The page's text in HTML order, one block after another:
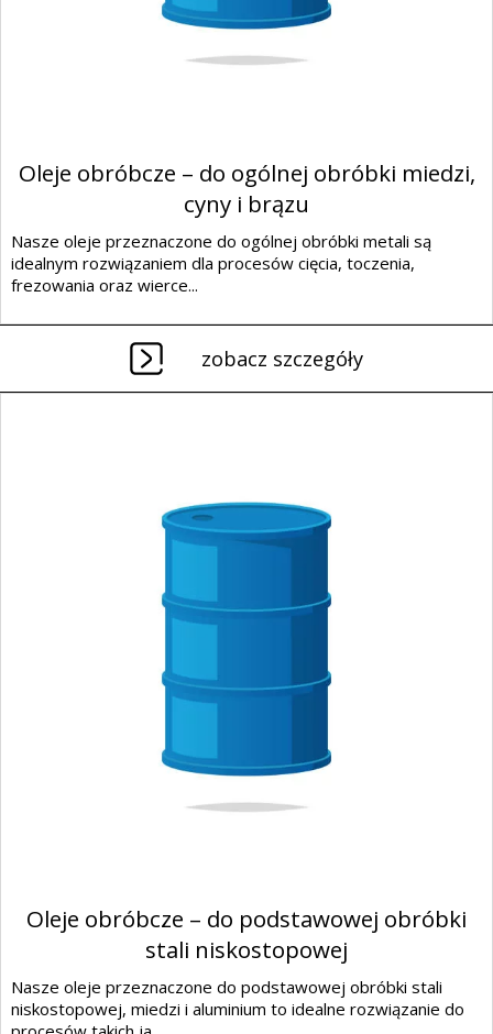
Oleje obróbcze – do ogólnej obróbki miedzi,
cyny i brązu
Nasze oleje przeznaczone do ogólnej obróbki metali są
idealnym rozwiązaniem dla procesów cięcia, toczenia,
frezowania oraz wierce...
zobacz szczegóły
Oleje obróbcze – do podstawowej obróbki
stali niskostopowej
Nasze oleje przeznaczone do podstawowej obróbki stali
niskostopowej, miedzi i aluminium to idealne rozwiązanie do